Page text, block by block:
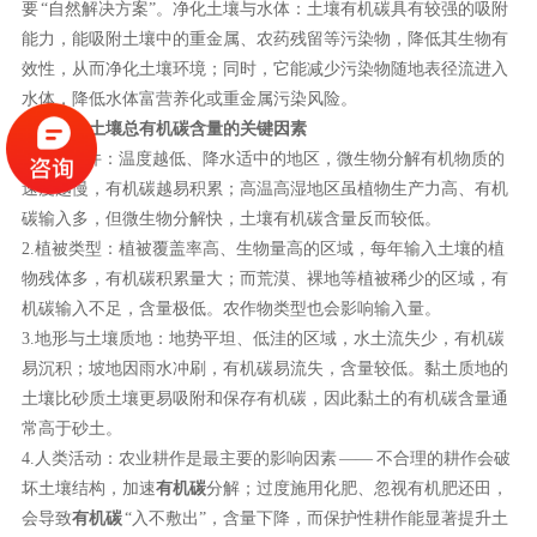
要 “自然解决方案”。净化土壤与水体：土壤有机碳具有较强的吸附
能力，能吸附土壤中的重金属、农药残留等污染物，降低其生物有
效性，从而净化土壤环境；同时，它能减少污染物随地表径流进入
水体，降低水体富营养化或重金属污染风险。
二、影响土壤总有机碳含量的关键因素
1.气候条件：温度越低、降水适中的地区，微生物分解有机物质的
速度越慢，有机碳越易积累；高温高湿地区虽植物生产力高、有机
碳输入多，但微生物分解快，土壤有机碳含量反而较低。
2.植被类型：植被覆盖率高、生物量高的区域，每年输入土壤的植
物残体多，有机碳积累量大；而荒漠、裸地等植被稀少的区域，有
机碳输入不足，含量极低。农作物类型也会影响输入量。
3.地形与土壤质地：地势平坦、低洼的区域，水土流失少，有机碳
易沉积；坡地因雨水冲刷，有机碳易流失，含量较低。黏土质地的
土壤比砂质土壤更易吸附和保存有机碳，因此黏土的有机碳含量通
常高于砂土。
4.人类活动：农业耕作是最主要的影响因素 —— 不合理的耕作会破
坏土壤结构，加速有机碳分解；过度施用化肥、忽视有机肥还田，
会导致有机碳“入不敷出”，含量下降，而保护性耕作能显著提升土